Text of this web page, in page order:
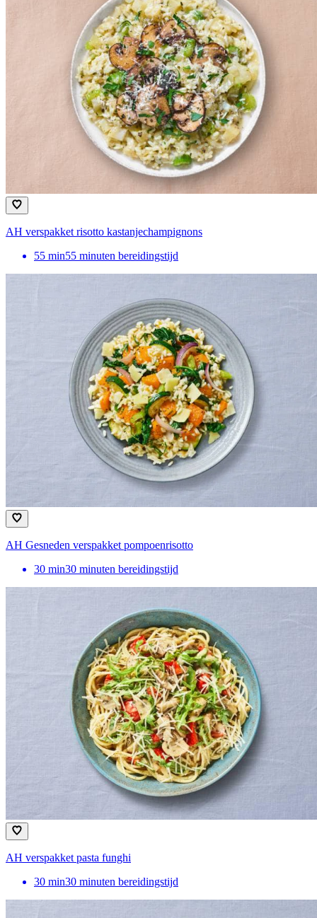
AH verspakket risotto kastanjechampignons
55 min55 minuten bereidingstijd
AH Gesneden verspakket pompoenrisotto
30 min30 minuten bereidingstijd
AH verspakket pasta funghi
30 min30 minuten bereidingstijd